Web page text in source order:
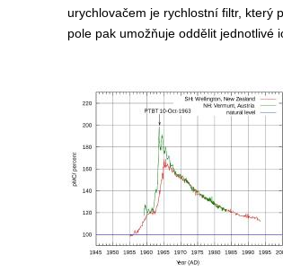
urychlovačem je rychlostní filtr, který
pole pak umožňuje oddělit jednotlivé